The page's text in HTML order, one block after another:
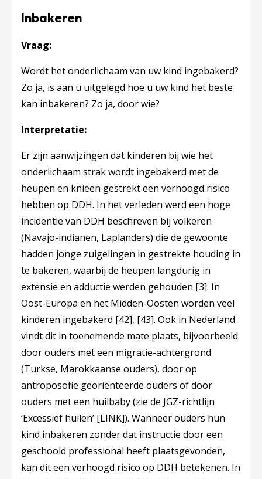
Inbakeren
Vraag:
Wordt het onderlichaam van uw kind ingebakerd?
Zo ja, is aan u uitgelegd hoe u uw kind het beste
kan inbakeren? Zo ja, door wie?
Interpretatie:
Er zijn aanwijzingen dat kinderen bij wie het
onderlichaam strak wordt ingebakerd met de
heupen en knieën gestrekt een verhoogd risico
hebben op DDH. In het verleden werd een hoge
incidentie van DDH beschreven bij volkeren
(Navajo-indianen, Laplanders) die de gewoonte
hadden jonge zuigelingen in gestrekte houding in
te bakeren, waarbij de heupen langdurig in
extensie en adductie werden gehouden [3]. In
Oost-Europa en het Midden-Oosten worden veel
kinderen ingebakerd [42], [43]. Ook in Nederland
vindt dit in toenemende mate plaats, bijvoorbeeld
door ouders met een migratie-achtergrond
(Turkse, Marokkaanse ouders), door op
antroposofie georiënteerde ouders of door
ouders met een huilbaby (zie de JGZ-richtlijn
‘Excessief huilen’ [LINK]). Wanneer ouders hun
kind inbakeren zonder dat instructie door een
geschoold professional heeft plaatsgevonden,
kan dit een verhoogd risico op DDH betekenen. In